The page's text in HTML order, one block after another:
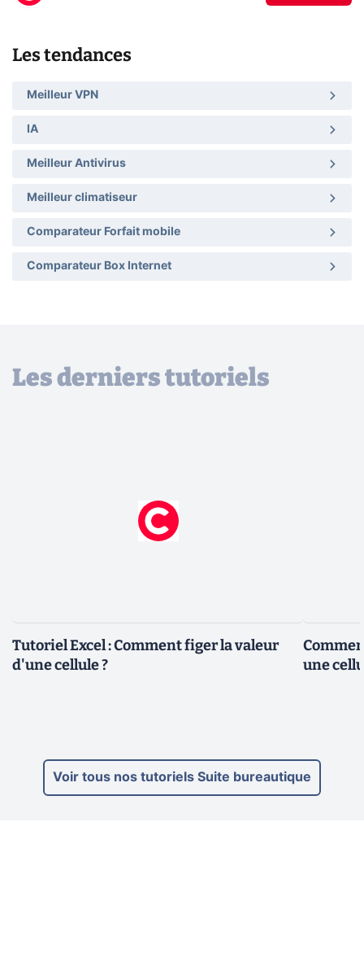
Les tendances
Meilleur VPN
IA
Meilleur Antivirus
Meilleur climatiseur
Comparateur Forfait mobile
Comparateur Box Internet
Les derniers tutoriels
Tutoriel Excel : Comment figer la valeur
d'une cellule ?
une
Voir tous nos tutoriels Suite bureautique